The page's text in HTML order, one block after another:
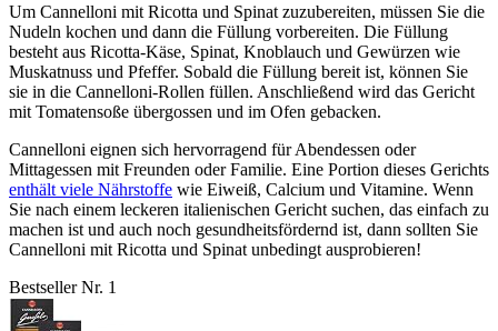
Um Cannelloni mit Ricotta und Spinat zuzubereiten, müssen Sie die
Nudeln kochen und dann die Füllung vorbereiten. Die Füllung
besteht aus Ricotta-Käse, Spinat, Knoblauch und Gewürzen wie
Muskatnuss und Pfeffer. Sobald die Füllung bereit ist, können Sie
sie in die Cannelloni-Rollen füllen. Anschließend wird das Gericht
mit Tomatensoße übergossen und im Ofen gebacken.
Cannelloni eignen sich hervorragend für Abendessen oder
Mittagessen mit Freunden oder Familie. Eine Portion dieses Gerichts
enthält viele Nährstoffe wie Eiweiß, Calcium und Vitamine. Wenn
Sie nach einem leckeren italienischen Gericht suchen, das einfach zu
machen ist und auch noch gesundheitsfördernd ist, dann sollten Sie
Cannelloni mit Ricotta und Spinat unbedingt ausprobieren!
Bestseller Nr. 1